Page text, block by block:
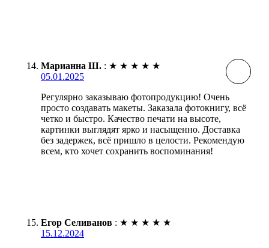
Марианна Ш. : ★ ★ ★ ★ ★
05.01.2025
Регулярно заказываю фотопродукцию! Очень
просто создавать макеты. Заказала фотокнигу, всё
четко и быстро. Качество печати на высоте,
картинки выглядят ярко и насыщенно. Доставка
без задержек, всё пришло в целости. Рекомендую
всем, кто хочет сохранить воспоминания!
Егор Селиванов : ★ ★ ★ ★ ★
15.12.2024